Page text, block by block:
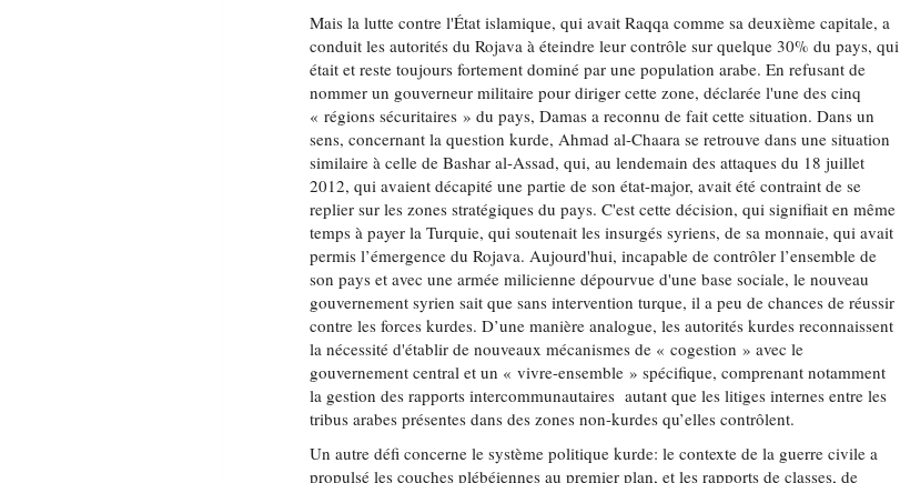
Mais la lutte contre l'État islamique, qui avait Raqqa comme sa deuxième capitale, a
conduit les autorités du Rojava à éteindre leur contrôle sur quelque 30% du pays, qui
était et reste toujours fortement dominé par une population arabe. En refusant de
nommer un gouverneur militaire pour diriger cette zone, déclarée l'une des cinq
« régions sécuritaires » du pays, Damas a reconnu de fait cette situation. Dans un
sens, concernant la question kurde, Ahmad al-Chaara se retrouve dans une situation
similaire à celle de Bashar al-Assad, qui, au lendemain des attaques du 18 juillet
2012, qui avaient décapité une partie de son état-major, avait été contraint de se
replier sur les zones stratégiques du pays. C'est cette décision, qui signifiait en même
temps à payer la Turquie, qui soutenait les insurgés syriens, de sa monnaie, qui avait
permis l’émergence du Rojava. Aujourd'hui, incapable de contrôler l’ensemble de
son pays et avec une armée milicienne dépourvue d'une base sociale, le nouveau
gouvernement syrien sait que sans intervention turque, il a peu de chances de réussir
contre les forces kurdes. D’une manière analogue, les autorités kurdes reconnaissent
la nécessité d'établir de nouveaux mécanismes de « cogestion » avec le
gouvernement central et un « vivre-ensemble » spécifique, comprenant notamment
la gestion des rapports intercommunautaires autant que les litiges internes entre les
tribus arabes présentes dans des zones non-kurdes qu’elles contrôlent.
Un autre défi concerne le système politique kurde: le contexte de la guerre civile a
propulsé les couches plébéiennes au premier plan, et les rapports de classes, de